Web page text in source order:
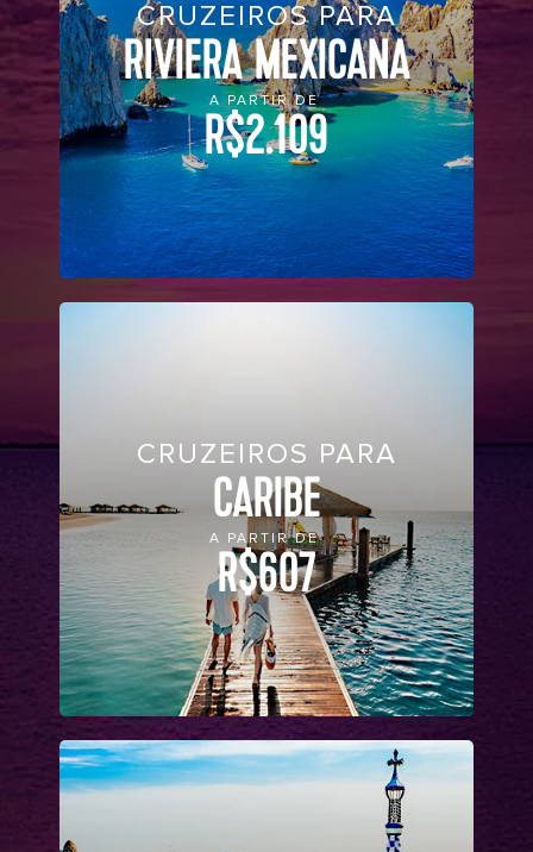
CRUZEIROS PARA
RIVIERA MEXICANA
A PARTIR DE
R$2.109
CRUZEIROS PARA
CARIBE
A PARTIR DE
R$607